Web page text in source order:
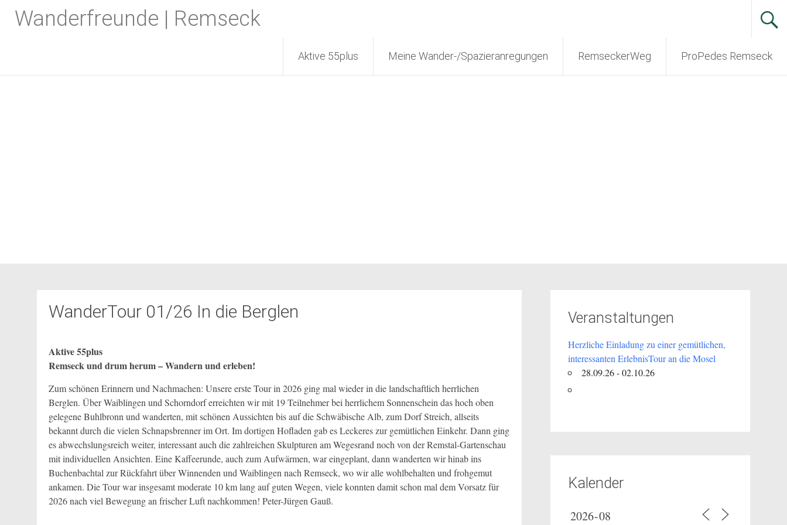
InhaltWanderfreunde | Remseck
Aktive 55plus Meine Wander-/Spazieranregungen RemseckerWeg ProPedes Remseck
WanderTour 01/26 In die Berglen
Aktive 55plus
Remseck und drum herum – Wandern und erleben!
Zum schönen Erinnern und Nachmachen: Unsere erste Tour in 2026 ging mal wieder in die landschaftlich herrlichen
Berglen. Über Waiblingen und Schorndorf erreichten wir mit 19 Teilnehmer bei herrlichem Sonnenschein das hoch oben
gelegene Buhlbronn und wanderten, mit schönen Aussichten bis auf die Schwäbische Alb, zum Dorf Streich, allseits
bekannt durch die vielen Schnapsbrenner im Ort. Im dortigen Hofladen gab es Leckeres zur gemütlichen Einkehr. Dann ging
es abwechslungsreich weiter, interessant auch die zahlreichen Skulpturen am Wegesrand noch von der Remstal-Gartenschau
mit individuellen Ansichten. Eine Kaffeerunde, auch zum Aufwärmen, war eingeplant, dann wanderten wir hinab ins
Buchenbachtal zur Rückfahrt über Winnenden und Waiblingen nach Remseck, wo wir alle wohlbehalten und frohgemut
ankamen. Die Tour war insgesamt moderate 10 km lang auf guten Wegen, viele konnten damit schon mal dem Vorsatz für
2026 nach viel Bewegung an frischer Luft nachkommen! Peter-Jürgen Gauß.
Veranstaltungen
Herzliche Einladung zu einer gemütlichen,
interessanten ErlebnisTour an die Mosel
28.09.26 - 02.10.26
Kalender